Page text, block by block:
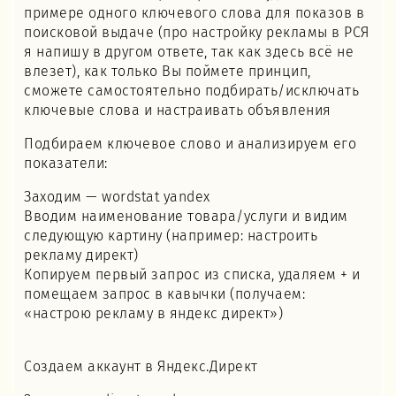
примере одного ключевого слова для показов в
поисковой выдаче (про настройку рекламы в РСЯ
я напишу в другом ответе, так как здесь всё не
влезет), как только Вы поймете принцип,
сможете самостоятельно подбирать/исключать
ключевые слова и настраивать объявления
Подбираем ключевое слово и анализируем его
показатели:
Заходим — wordstat yandex
Вводим наименование товара/услуги и видим
следующую картину (например: настроить
рекламу директ)
Копируем первый запрос из списка, удаляем + и
помещаем запрос в кавычки (получаем:
«настрою рекламу в яндекс директ»)
Создаем аккаунт в Яндекс.Директ